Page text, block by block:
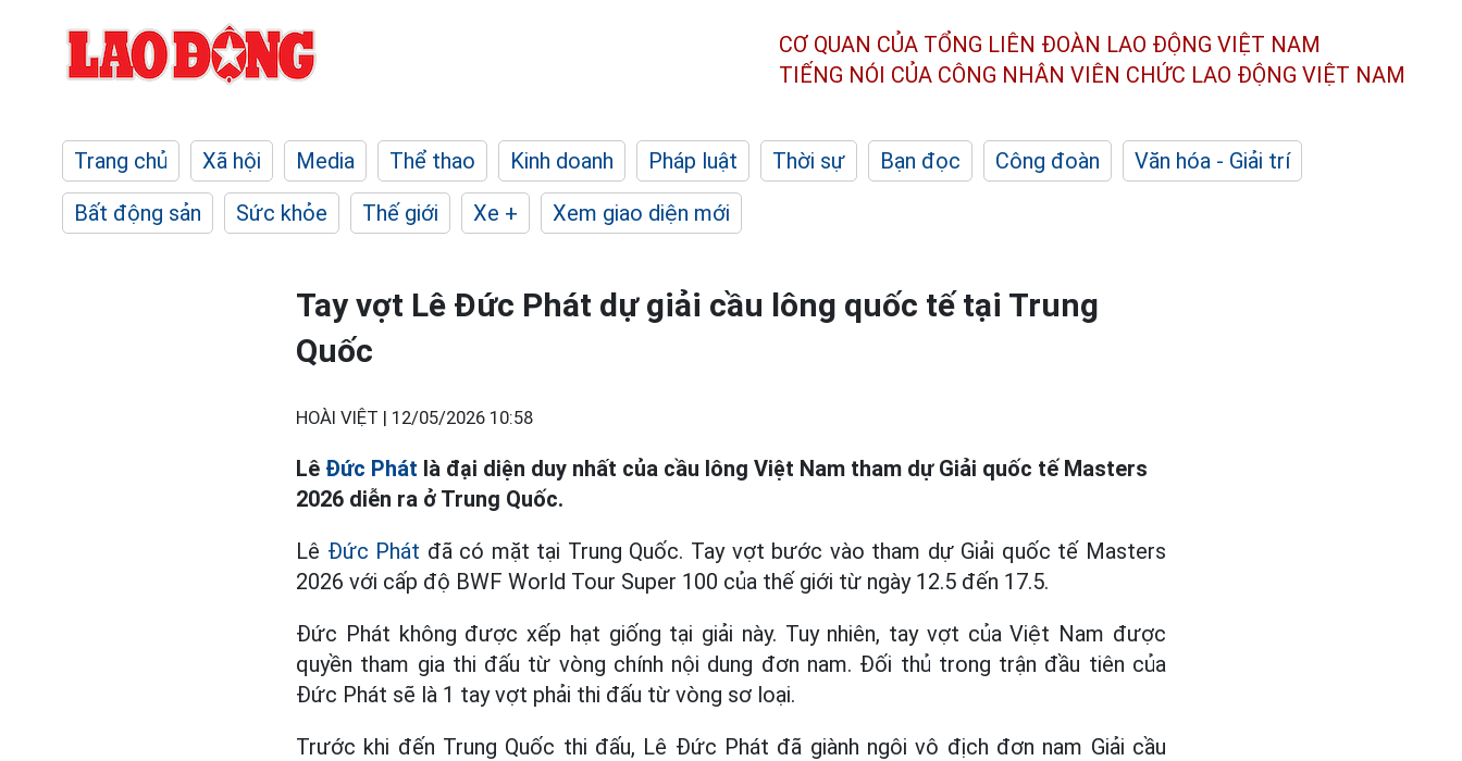
CƠ QUAN CỦA TỔNG LIÊN ĐOÀN LAO ĐỘNG VIỆT NAM
TIẾNG NÓI CỦA CÔNG NHÂN VIÊN CHỨC LAO ĐỘNG VIỆT NAM
Trang chủ Xã hội Media Thể thao Kinh doanh Pháp luật Thời sự Bạn đọc Công đoàn
Văn hóa - Giải trí
Bất động sản
Sức khỏe Thế giới Xe + Xem giao diện mới
Tay vợt Lê Đức Phát dự giải cầu lông quốc tế tại Trung
Quốc
HOÀI VIỆT | 12/05/2026 10:58
Lê Đức Phát là đại diện duy nhất của cầu lông Việt Nam tham dự Giải quốc tế Masters
2026 diễn ra ở Trung Quốc.
Lê Đức Phát đã có mặt tại Trung Quốc. Tay vợt bước vào tham dự Giải quốc tế Masters
2026 với cấp độ BWF World Tour Super 100 của thế giới từ ngày 12.5 đến 17.5.
Đức Phát không được xếp hạt giống tại giải này. Tuy nhiên, tay vợt của Việt Nam được
quyền tham gia thi đấu từ vòng chính nội dung đơn nam. Đối thủ trong trận đầu tiên của
Đức Phát sẽ là 1 tay vợt phải thi đấu từ vòng sơ loại.
Trước khi đến Trung Quốc thi đấu, Lê Đức Phát đã giành ngôi vô địch đơn nam Giải cầu